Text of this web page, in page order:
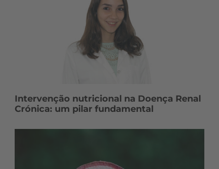
Intervenção nutricional na Doença Renal
Crónica: um pilar fundamental